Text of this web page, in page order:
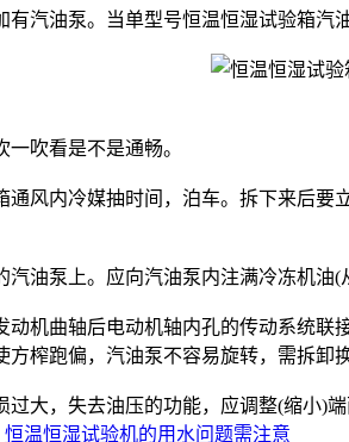
有汽油泵。当单型号恒温恒湿试验箱
吹看是不是通畅。
内冷媒抽时间，泊车。拆下来后要
泵上。应向汽油泵内注满冷冻机油(
曲轴后电动机轴内孔的传动系统联
榨跑偏，汽油泵不容易旋转，需拆卸
，失去油压的功能，应调整(缩小)端
恒温恒湿试验机的用水问题需注意